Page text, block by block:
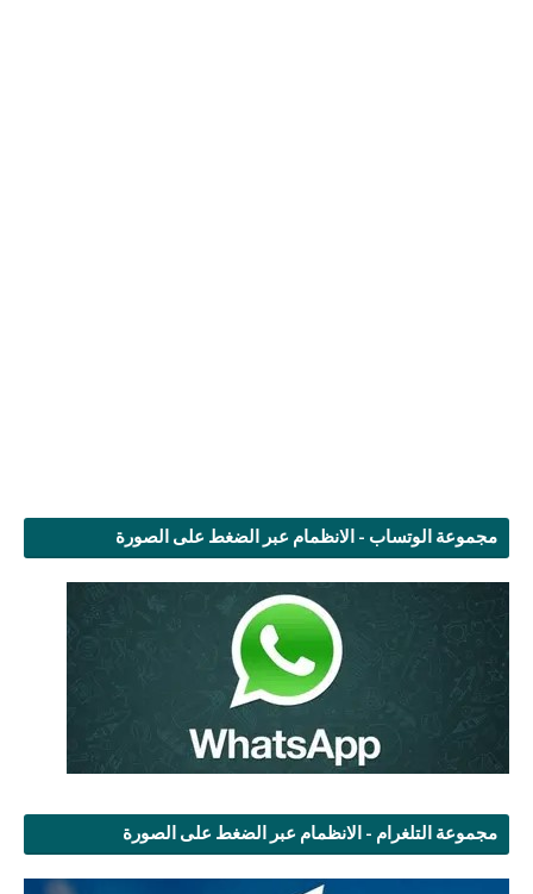
مجموعة الوتساب - الانظمام عبر الضغط على الصورة
مجموعة التلغرام - الانظمام عبر الضغط على الصورة